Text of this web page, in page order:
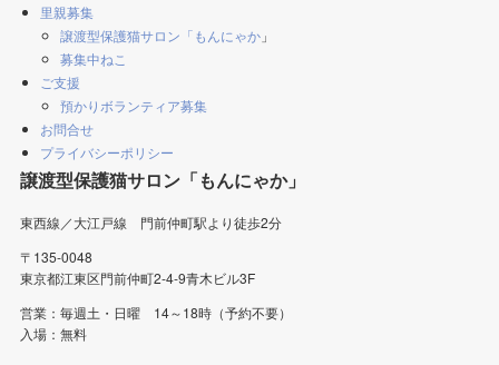
里親募集
譲渡型保護猫サロン「もんにゃか 」
募集中ねこ
ご支援
預かりボランティア募集
お問合せ
プライバシーポリシー
譲渡型保護猫サロン「もんにゃか」
東西線／大江戸線 門前仲町駅より徒歩2分
〒135-0048
東京都江東区門前仲町2-4-9青木ビル3F
営業：毎週土・日曜 14～18時（予約不要）
入場：無料